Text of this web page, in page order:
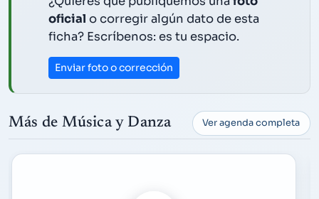
oficial o corregir algún dato de esta
ficha? Escríbenos: es tu espacio.
Enviar foto o corrección
Más de Música y Danza Ver agenda completa